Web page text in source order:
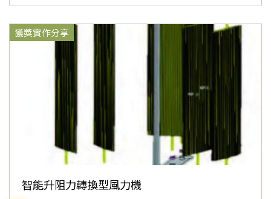
獲獎實作分享
智能升阻力轉換型風力機